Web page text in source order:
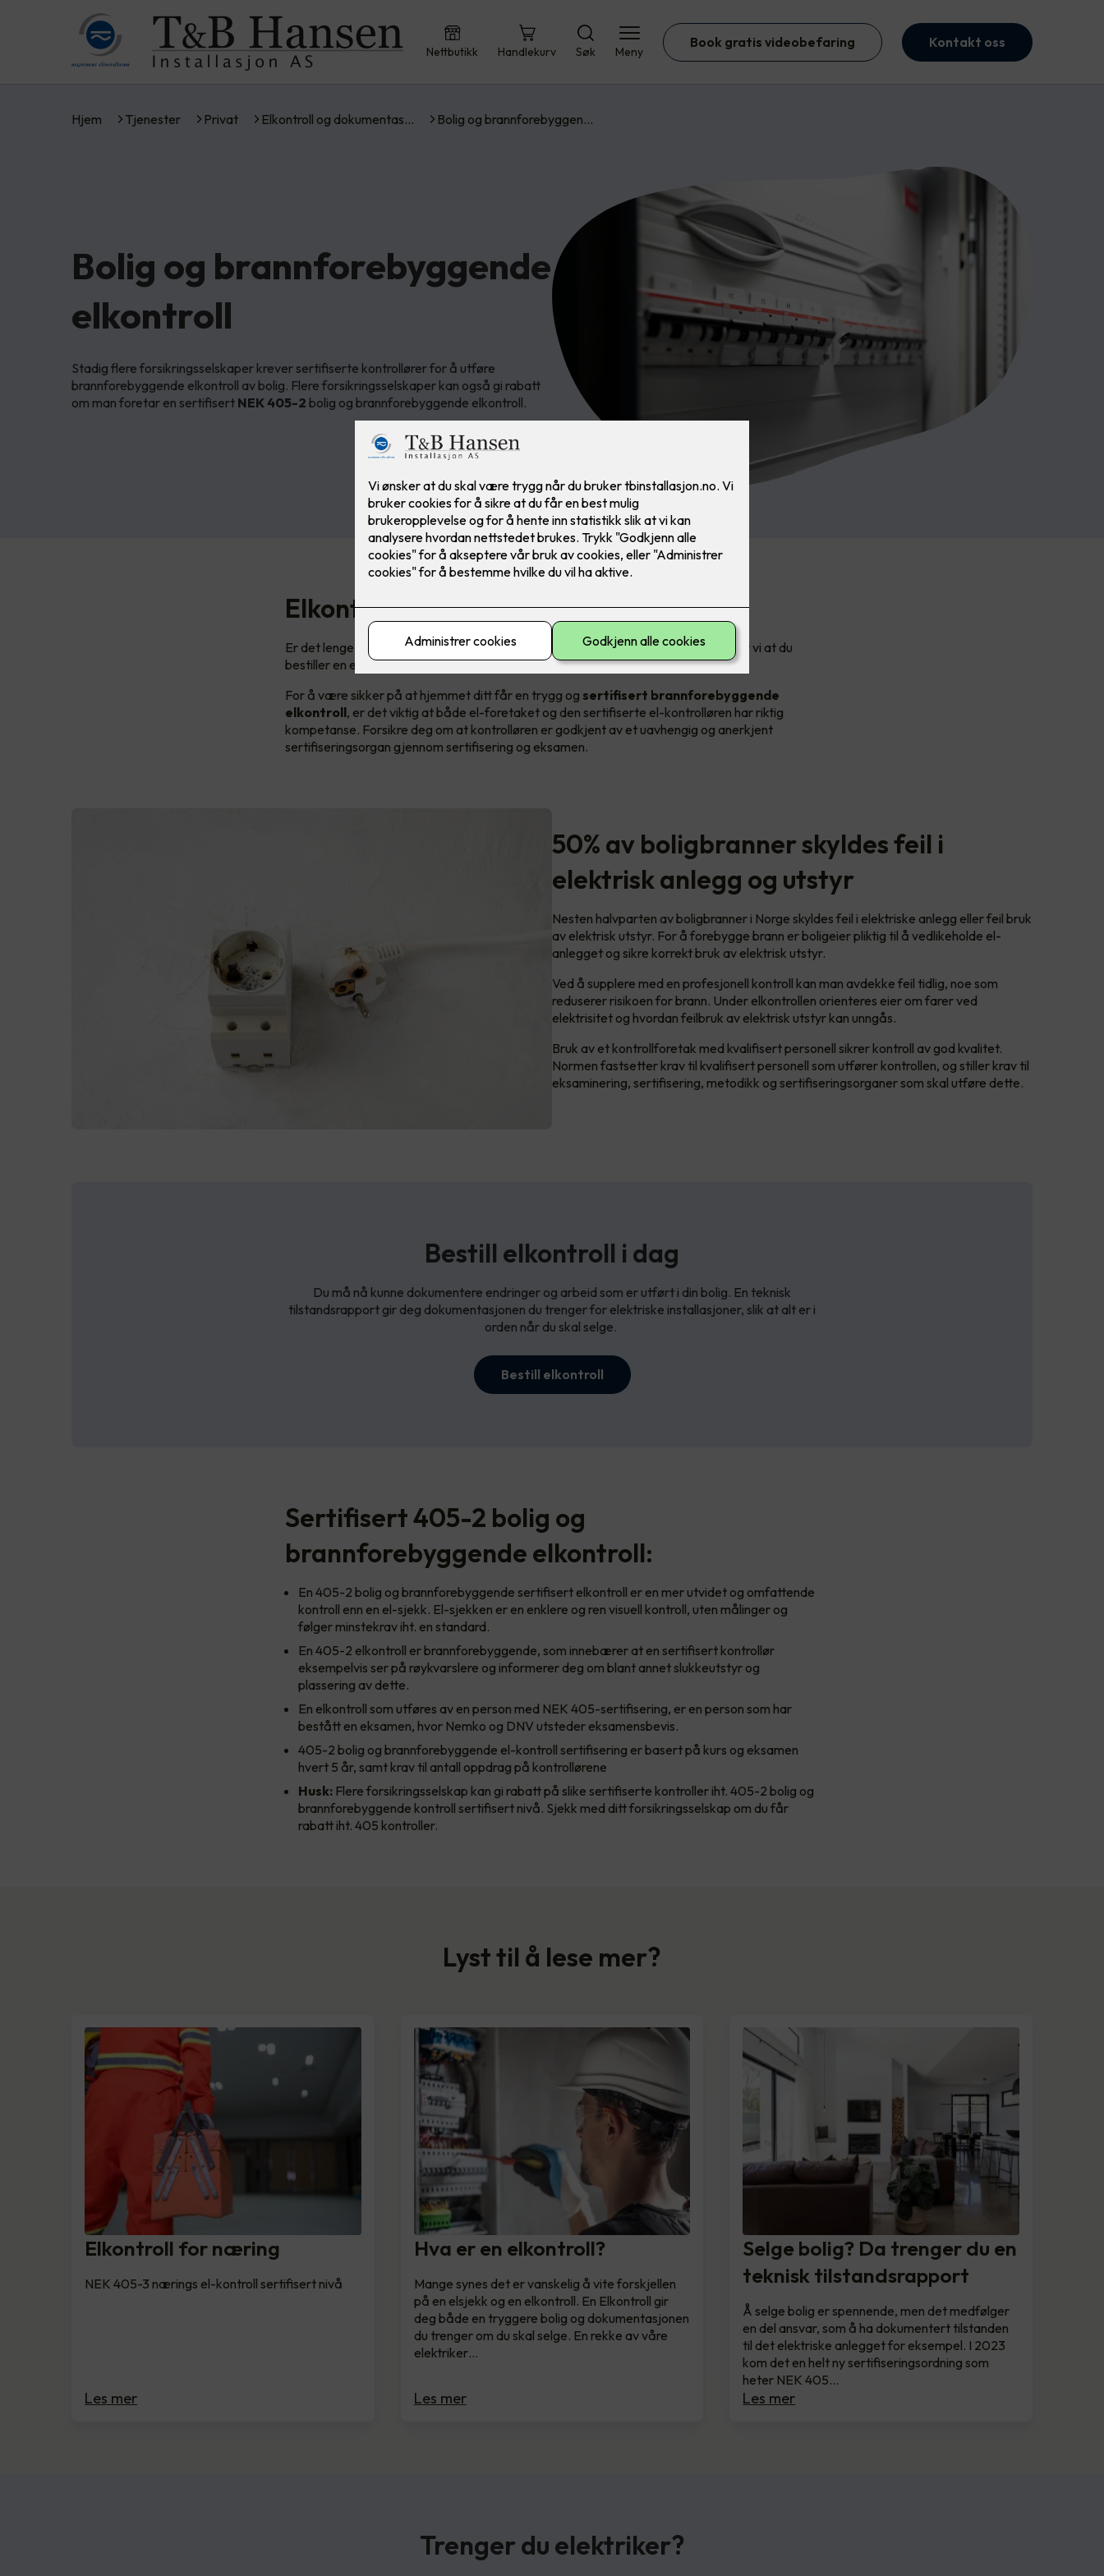
Nettbutikk Handlekurv Søk Meny
Book gratis videobefaring Kontakt oss
Hjem Tjenester Privat Elkontroll og dokumentas… Bolig og brannforebyggen…
Bolig og brannforebyggende
elkontroll
Stadig flere forsikringsselskaper krever sertifiserte kontrollører for å utføre
brannforebyggende elkontroll av bolig. Flere forsikringsselskaper kan også gi rabatt
om man foretar en sertifisert NEK 405-2 bolig og brannforebyggende elkontroll.
Elkontroll for å hindre boligbrann
Er det lenge siden det elektriske anlegget ditt har blitt undersøkt? Om ja, anbefaler vi at du
bestiller en elkontroll, for bolig eller fritidsbolig.
For å være sikker på at hjemmet ditt får en trygg og sertifisert brannforebyggende
elkontroll, er det viktig at både el-foretaket og den sertifiserte el-kontrolløren har riktig
kompetanse. Forsikre deg om at kontrolløren er godkjent av et uavhengig og anerkjent
sertifiseringsorgan gjennom sertifisering og eksamen.
50% av boligbranner skyldes feil i
elektrisk anlegg og utstyr
Nesten halvparten av boligbranner i Norge skyldes feil i elektriske anlegg eller feil bruk
av elektrisk utstyr. For å forebygge brann er boligeier pliktig til å vedlikeholde el-
anlegget og sikre korrekt bruk av elektrisk utstyr.
Ved å supplere med en profesjonell kontroll kan man avdekke feil tidlig, noe som
reduserer risikoen for brann. Under elkontrollen orienteres eier om farer ved
elektrisitet og hvordan feilbruk av elektrisk utstyr kan unngås.
Bruk av et kontrollforetak med kvalifisert personell sikrer kontroll av god kvalitet.
Normen fastsetter krav til kvalifisert personell som utfører kontrollen, og stiller krav til
eksaminering, sertifisering, metodikk og sertifiseringsorganer som skal utføre dette.
Bestill elkontroll i dag
Du må nå kunne dokumentere endringer og arbeid som er utført i din bolig. En teknisk
tilstandsrapport gir deg dokumentasjonen du trenger for elektriske installasjoner, slik at alt er i
orden når du skal selge.
Bestill elkontroll
Sertifisert 405-2 bolig og
brannforebyggende elkontroll:
En 405-2 bolig og brannforebyggende sertifisert elkontroll er en mer utvidet og omfattende
kontroll enn en el-sjekk. El-sjekken er en enklere og ren visuell kontroll, uten målinger og
følger minstekrav iht. en standard.
En 405-2 elkontroll er brannforebyggende, som innebærer at en sertifisert kontrollør
eksempelvis ser på røykvarslere og informerer deg om blant annet slukkeutstyr og
plassering av dette.
En elkontroll som utføres av en person med NEK 405-sertifisering, er en person som har
bestått en eksamen, hvor Nemko og DNV utsteder eksamensbevis.
405-2 bolig og brannforebyggende el-kontroll sertifisering er basert på kurs og eksamen
hvert 5 år, samt krav til antall oppdrag på kontrollørene
Husk: Flere forsikringsselskap kan gi rabatt på slike sertifiserte kontroller iht. 405-2 bolig og
brannforebyggende kontroll sertifisert nivå. Sjekk med ditt forsikringsselskap om du får
rabatt iht. 405 kontroller.
Lyst til å lese mer?
Elkontroll for næring
NEK 405-3 nærings el-kontroll sertifisert nivå
Les mer
Hva er en elkontroll?
Mange synes det er vanskelig å vite forskjellen
på en elsjekk og en elkontroll. En Elkontroll gir
deg både en tryggere bolig og dokumentasjonen
du trenger om du skal selge. En rekke av våre
elektriker…
Les mer
Selge bolig? Da trenger du en
teknisk tilstandsrapport
Å selge bolig er spennende, men det medfølger
en del ansvar, som å ha dokumentert tilstanden
til det elektriske anlegget for eksempel. I 2023
kom det en helt ny sertifiseringsordning som
heter NEK 405…
Les mer
Trenger du elektriker?